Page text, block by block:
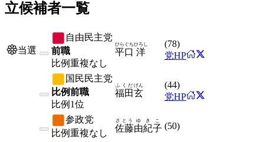
立候補者一覧
当選
自由民主党
前職
比例重複なし
平口
ひらぐち
洋
ひろし (78)
党HP
国民民主党
比例前職
比例 1位
福田
ふくだ
玄
げん (44)
党HP
参政党
比例重複なし 佐藤
さとう
由紀子
ゆきこ
(50)